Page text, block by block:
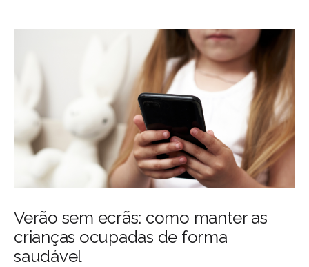
Verão sem ecrãs: como manter as
crianças ocupadas de forma
saudável